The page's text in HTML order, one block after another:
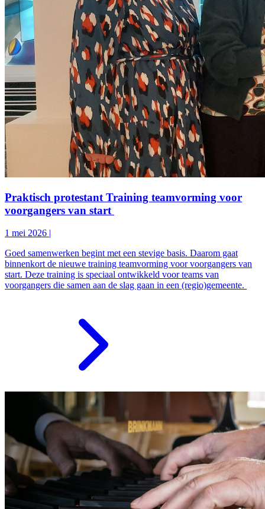
Praktisch protestant Training teamvorming voor
voorgangers van start
1 mei 2026 |
Goed samenwerken begint met een stevige basis. Daarom gaat
binnenkort de nieuwe training teamvorming voor voorgangers van
start. Deze training is speciaal ontwikkeld voor teams van
voorgangers die samen aan de slag gaan in een (regio)gemeente.